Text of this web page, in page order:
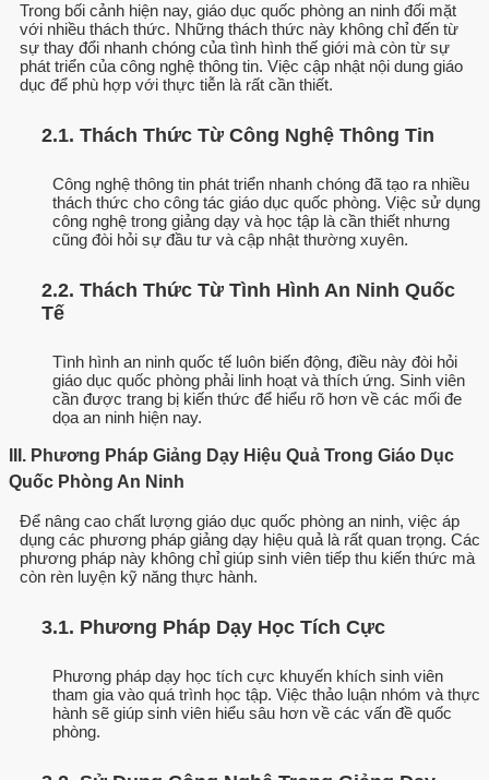
Trong bối cảnh hiện nay, giáo dục quốc phòng an ninh đối mặt
với nhiều thách thức. Những thách thức này không chỉ đến từ
sự thay đổi nhanh chóng của tình hình thế giới mà còn từ sự
phát triển của công nghệ thông tin. Việc cập nhật nội dung giáo
dục để phù hợp với thực tiễn là rất cần thiết.
2.1. Thách Thức Từ Công Nghệ Thông Tin
Công nghệ thông tin phát triển nhanh chóng đã tạo ra nhiều
thách thức cho công tác giáo dục quốc phòng. Việc sử dụng
công nghệ trong giảng dạy và học tập là cần thiết nhưng
cũng đòi hỏi sự đầu tư và cập nhật thường xuyên.
2.2. Thách Thức Từ Tình Hình An Ninh Quốc
Tế
Tình hình an ninh quốc tế luôn biến động, điều này đòi hỏi
giáo dục quốc phòng phải linh hoạt và thích ứng. Sinh viên
cần được trang bị kiến thức để hiểu rõ hơn về các mối đe
dọa an ninh hiện nay.
III. Phương Pháp Giảng Dạy Hiệu Quả Trong Giáo Dục
Quốc Phòng An Ninh
Để nâng cao chất lượng giáo dục quốc phòng an ninh, việc áp
dụng các phương pháp giảng dạy hiệu quả là rất quan trọng. Các
phương pháp này không chỉ giúp sinh viên tiếp thu kiến thức mà
còn rèn luyện kỹ năng thực hành.
3.1. Phương Pháp Dạy Học Tích Cực
Phương pháp dạy học tích cực khuyến khích sinh viên
tham gia vào quá trình học tập. Việc thảo luận nhóm và thực
hành sẽ giúp sinh viên hiểu sâu hơn về các vấn đề quốc
phòng.